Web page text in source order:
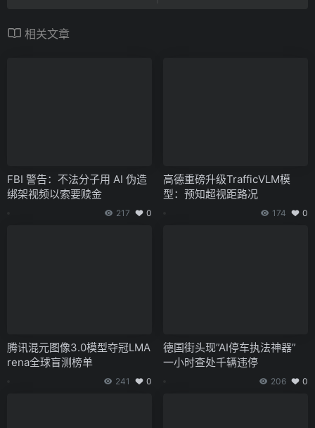
相关文章
FBI 警告：不法分子用 AI 伪造
绑架视频以索要赎金
217 0
高德重磅升级TrafficVLM模
型：预知超视距路况
174 0
腾讯混元图像3.0模型夺冠LMA
rena全球盲测榜单
241 0
德国街头现”AI停车执法神器”
一小时查处千辆违停
206 0